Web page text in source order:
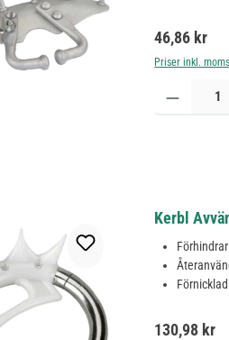
Ordinarie
46,86 kr
Priser inkl.
Kerbl
Ordinarie
130,98 kr